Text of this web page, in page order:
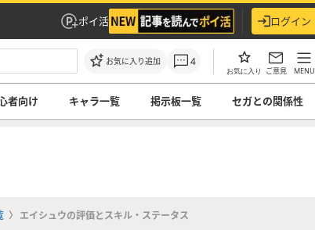
ポイ活 ログイン
お気に入り追加 4
お気に入り ご意見 MENU
者向け キャラ一覧 掲示板一覧 セガとの関係性
エイシュウの評価とスキル・ステータス